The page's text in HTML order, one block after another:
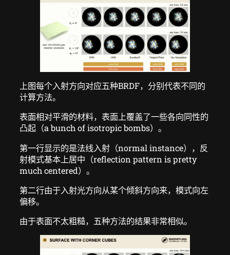
上图每个入射方向对应五种BRDF，分别代表不同的
计算方法。
表面相对平滑的材料，表面上覆盖了一些各向同性的
凸起（a bunch of isotropic bombs）。
第一行显示的是法线入射（normal instance），反
射模式基本上居中（reflection pattern is pretty
much centered）。
第二行由于入射光方向从某个倾斜方向来，模式向左
偏移。
由于表面不太粗糙，五种方法的结果非常相似。